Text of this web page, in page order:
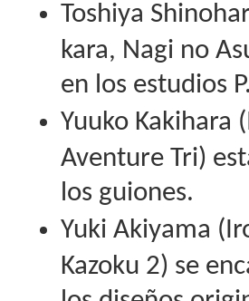
Toshiya
kara, Nagi no
en los estudios
Yuuko Kakihara
Aventure Tri)
los guiones.
Yuki Akiyama
Kazoku 2) se